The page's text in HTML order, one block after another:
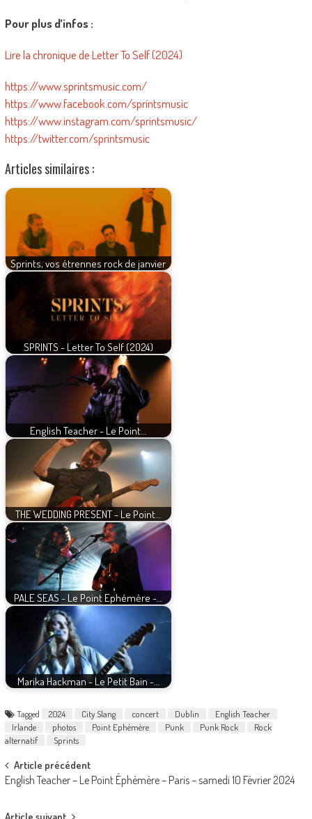
Pour plus d’infos :
Lire la chronique de Letter To Self (2024)
https://www.sprintsmusic.com/
https://www.facebook.com/sprintsmusic
https://www.instagram.com/sprintsmusic/
https://twitter.com/sprintsmusic
Articles similaires :
Sprints, vos étrennes rock de janvier
SPRINTS - Letter To Self (2024)
English Teacher - Le Point…
THE WEDDING PRESENT - Le Point…
PALE SEAS - Le Point Ephémère -…
Marika Hackman - Le Petit Bain -…
Tagged 2024 City Slang concert Dublin
English Teacher
Irlande
photos Point Ephémère Punk Punk Rock
Rock
alternatif
Sprints
Post
navigation
Article précédent
English Teacher – Le Point Éphémère – Paris – samedi 10 Février 2024
Article suivant